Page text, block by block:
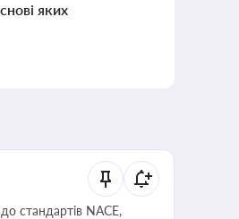
яких
стандартів NACE,